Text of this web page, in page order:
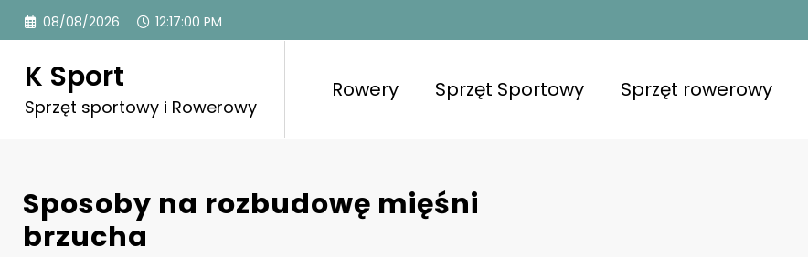
Przejdź
08/08/2026 12:17:01 PM
K Sport
Sprzęt sportowy i Rowerowy
Rowery Sprzęt Sportowy Sprzęt rowerowy
Sposoby na rozbudowę mięśni
brzucha